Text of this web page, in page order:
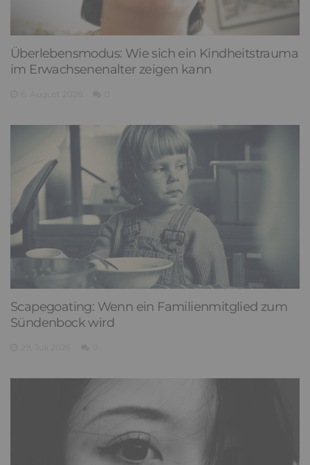
Überlebensmodus: Wie sich ein Kindheitstrauma
im Erwachsenenalter zeigen kann
Scapegoating: Wenn ein Familienmitglied zum
Sündenbock wird